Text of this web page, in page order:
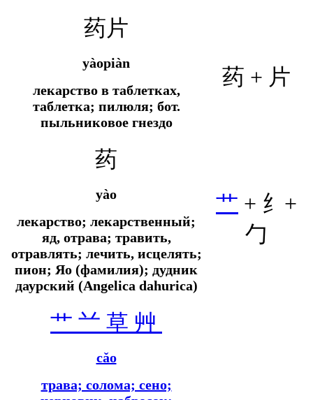
药片
yàopiàn
лекарство в таблетках,
таблетка; пилюля; бот.
пыльниковое гнездо
药 + 片
药
yào
лекарство; лекарственный;
яд, отрава; травить,
отравлять; лечить, исцелять;
пион; Яо (фамилия); дудник
даурский (Angelica dahurica)
艹 + 纟+
勹
艹 䒑 草 艸
cǎo
трава; солома; сено;